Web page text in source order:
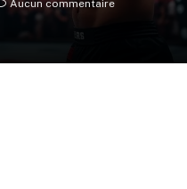
Aucun commentaire